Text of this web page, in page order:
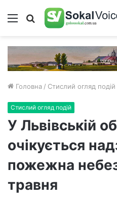
Меню Пошук
Головна / Стислий огляд подій
Стислий огляд подій
У Львівській
очікується
пожежна
травня